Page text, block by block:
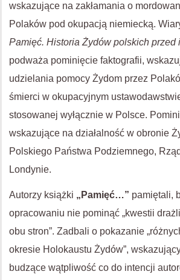
wskazujące na zakłamania o
Polaków pod okupacją niemiecką.
Pamięć. Historia Żydów polskich przed
podważa pominięcie faktografii,
udzielania pomocy Żydom przez
śmierci w okupacyjnym
stosowanej wyłącznie w Polsce.
wskazujące na działalność w obronie
Polskiego Państwa Podziemnego,
Londynie.
Autorzy książki „Pamięć…” pamiętali,
opracowaniu nie pominąć „kwestii
obu stron”. Zadbali o pokazanie
okresie Holokaustu Żydów”,
budzące wątpliwość co do intencji